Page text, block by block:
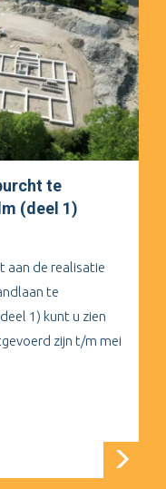
te
(deel 1)
aan de realisatie
te
1) kunt u zien
zijn t/m mei